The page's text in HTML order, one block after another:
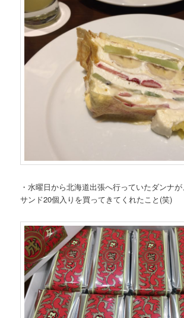
・水曜日から北海道出張へ行っていたダンナ
サンド20個入りを買ってきてくれたこと(笑)